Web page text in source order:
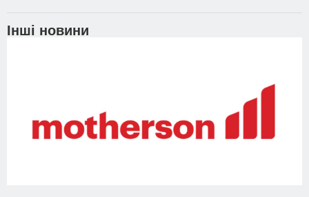
Інші новини